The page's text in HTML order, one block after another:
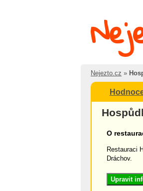
Nejezto.cz »
O
Restauraci
Dráchov.
Upravit